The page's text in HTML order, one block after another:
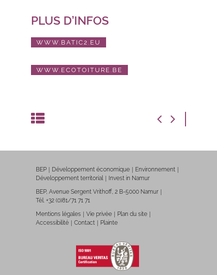
PLUS D’INFOS
WWW.BATIC2.EU
WWW.ECOTOITURE.BE
BEP Développement économique
Environnement
Développement territorial
Invest in Namur
BEP, Avenue Sergent Vrithoff, 2 B-5000 Namur
Tél. +32 (0)81/71 71 71
Mentions légales
Vie privée
Plan du site
Accessibilité
Contact Plainte